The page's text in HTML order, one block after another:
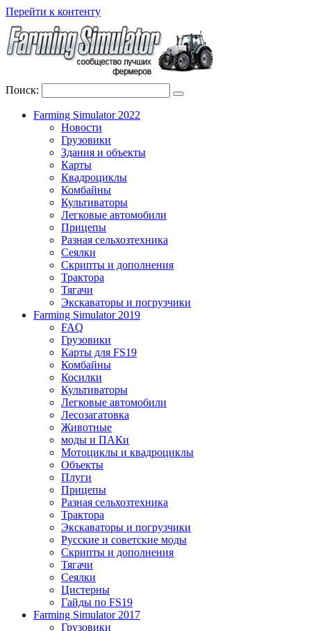
Перейти к контенту
Поиск:
Farming Simulator 2022
Новости
Грузовики
Здания и объекты
Карты
Квадроциклы
Комбайны
Культиваторы
Легковые автомобили
Прицепы
Разная сельхозтехника
Сеялки
Скрипты и дополнения
Трактора
Тягачи
Экскаваторы и погрузчики
Farming Simulator 2019
FAQ
Грузовики
Карты для FS19
Комбайны
Косилки
Культиваторы
Легковые автомобили
Лесозагатовка
Животные
моды и ПАКи
Мотоциклы и квадроциклы
Объекты
Плуги
Прицепы
Разная сельхозтехника
Трактора
Экскаваторы и погрузчики
Русские и советские моды
Скрипты и дополнения
Тягачи
Сеялки
Цистерны
Гайды по FS19
Farming Simulator 2017
Грузовики